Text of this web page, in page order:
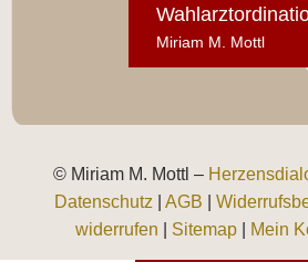
Miriam M. Mottl
© Miriam M. Mottl –
Datenschutz |AGB |
widerrufen
Sitemap Mein